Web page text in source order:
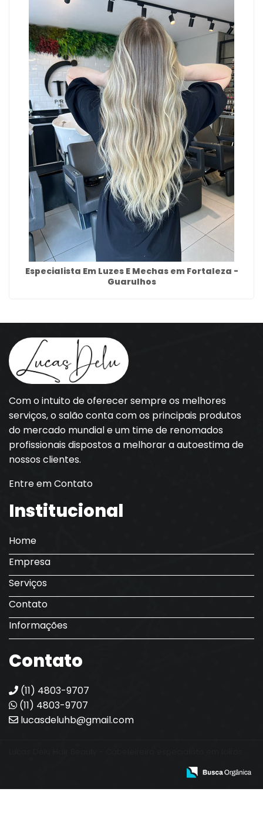
Especialista Em Luzes E Mechas em Fortaleza -
Guarulhos
Com o intuito de oferecer sempre os melhores
serviços, o salão conta com os principais produtos
do mercado mundial e um time de renomados
profissionais dispostos a melhorar a autoestima de
nossos clientes.
Entre em Contato
Institucional
Home
Empresa
Serviços
Contato
Informações
Contato
(11) 4803-9707
(11) 4803-9707
lucasdeluhb@gmail.com